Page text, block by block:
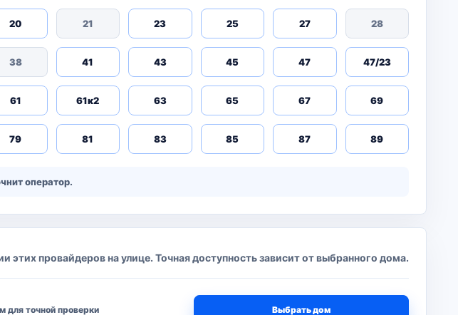
20 21 23 25 27 28
38 41 43 45 47 47/23
61 61к2 63 65 67 69
79 81 83 85 87 89
оператор.
этих провайдеров на улице. Точная доступность зависит от выбранного дома.
для точной проверки Выбрать дом